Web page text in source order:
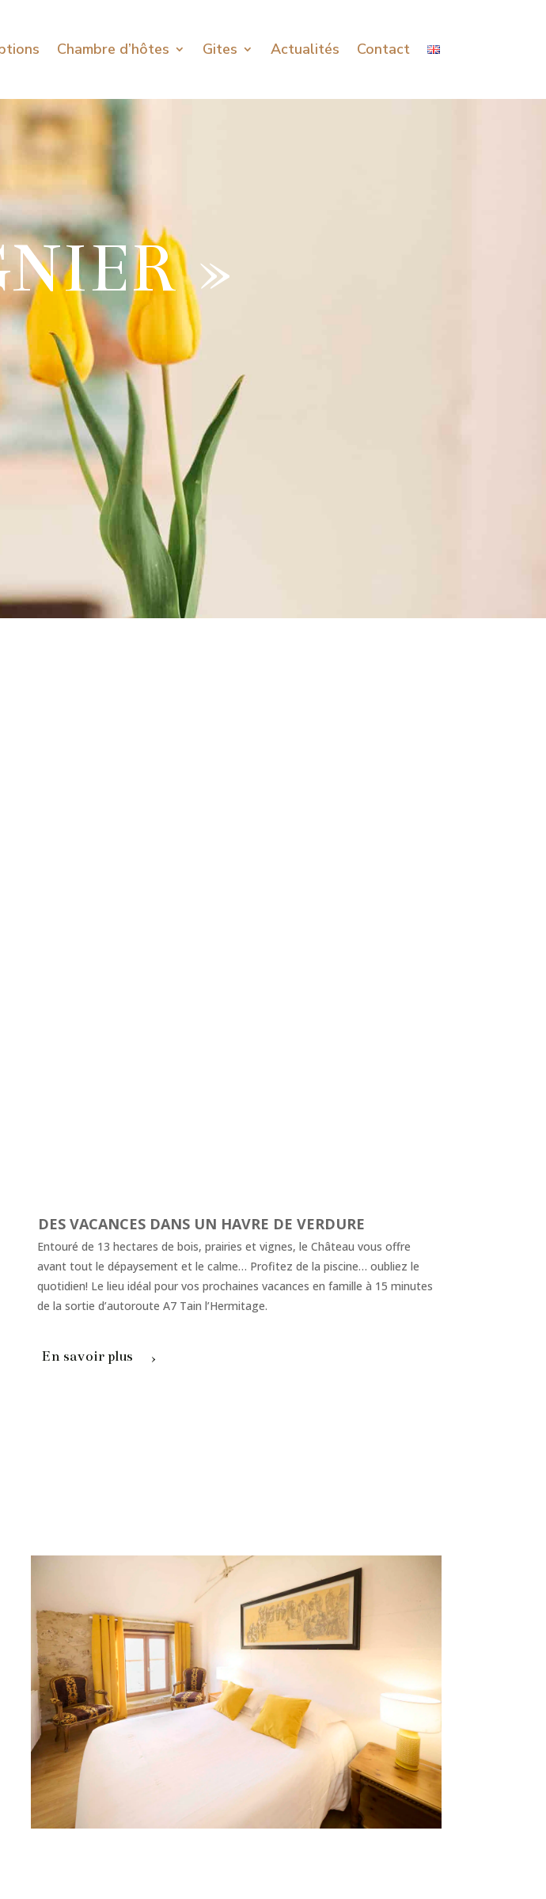
Chambre d’hôtes Gites Actualités Contact
»
DES VACANCES DANS UN HAVRE DE VERDURE
Entouré de 13 hectares de bois, prairies et vignes, le Château vous offre
avant tout le dépaysement et le calme… Profitez de la piscine… oubliez le
quotidien! Le lieu idéal pour vos prochaines vacances en famille à 15 minutes
de la sortie d’autoroute A7 Tain l’Hermitage.
En savoir plus